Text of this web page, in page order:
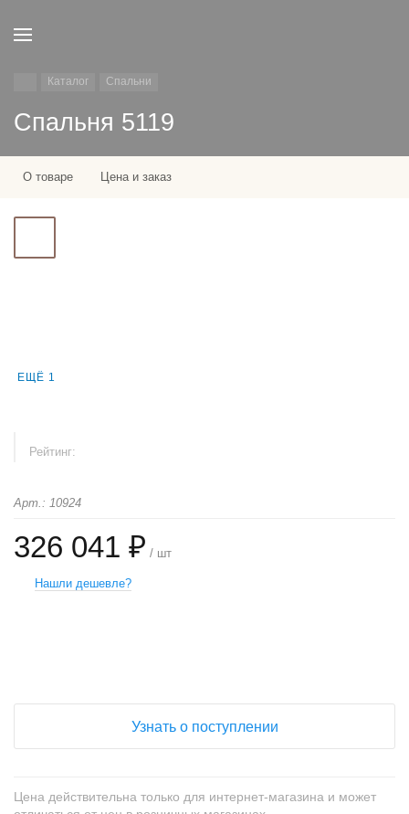
Каталог Спальни
Спальня 5119
О товаре Цена и заказ
ЕЩЁ 1
Рейтинг:
Арт.: 10924
326 041 ₽ / шт
Нашли дешевле?
Узнать о поступлении
Цена действительна только для интернет-магазина и может